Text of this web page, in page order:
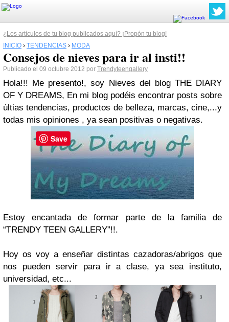
¿Los artículos de tu blog publicados aquí? ¡Propón tu blog!
INICIO › TENDENCIAS › MODA
Consejos de nieves para ir al insti!!
Publicado el 09 octubre 2012 por Trendyteengallery
Hola!!! Me presento!, soy Nieves del blog THE DIARY
OF Y DREAMS, En mi blog podéis encontrar posts sobre
últias tendencias, productos de belleza, marcas, cine,...y
todas mis opiniones , ya sean positivas o negativas.
Estoy encantada de formar parte de la familia de
“TRENDY TEEN GALLERY”!!.
Hoy os voy a enseñar distintas cazadoras/abrigos que
nos pueden servir para ir a clase, ya sea instituto,
universidad, etc...
Save